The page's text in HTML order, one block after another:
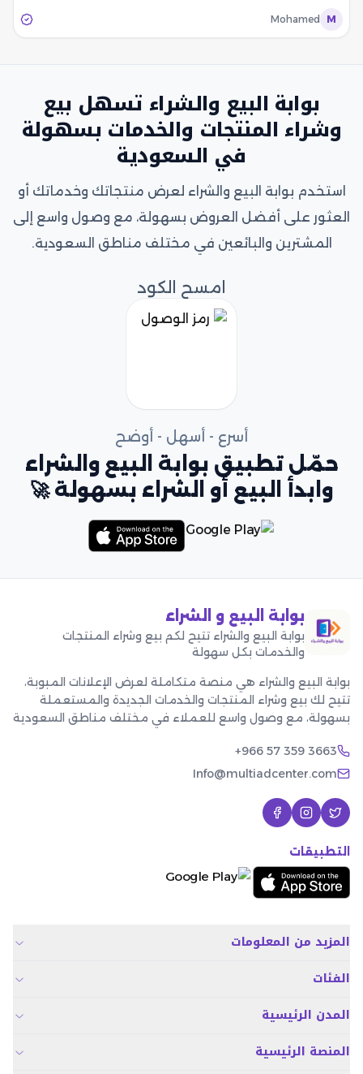
M
Mohamed
بوابة البيع والشراء تسهل بيع
وشراء المنتجات والخدمات بسهولة
في السعودية
استخدم بوابة البيع والشراء لعرض منتجاتك وخدماتك أو
العثور على أفضل العروض بسهولة، مع وصول واسع إلى
المشترين والبائعين في مختلف مناطق السعودية.
امسح الكود
أسرع - أسهل - أوضح
حمّل تطبيق بوابة البيع والشراء
وابدأ البيع أو الشراء بسهولة 🚀
بوابة البيع و الشراء
بوابة البيع والشراء تتيح لكم بيع وشراء المنتجات
والخدمات بكل سهولة
بوابة البيع والشراء هي منصة متكاملة لعرض الإعلانات المبوبة،
تتيح لك بيع وشراء المنتجات والخدمات الجديدة والمستعملة
بسهولة، مع وصول واسع للعملاء في مختلف مناطق السعودية
+966 57 359 3663
Info@multiadcenter.com
التطبيقات
المزيد من المعلومات
الفئات
المدن الرئيسية
المنصة الرئيسية